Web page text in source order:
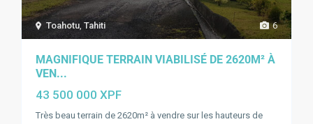
6
Toahotu,Tahiti
MAGNIFIQUE TERRAIN VIABILISÉ DE 2620M² À
VEN...
43 500 000 XPF
Très beau terrain de 2620m² à vendre sur les hauteurs de